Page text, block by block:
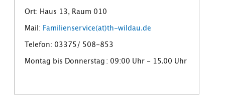
Ort: Haus 13, Raum 010
Mail: Familienservice(at)th-wildau.de
Telefon: 03375/ 508-853
Montag bis Donnerstag : 09:00 Uhr - 15.00 Uhr